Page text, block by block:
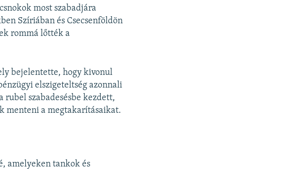
most szabadjára
Szíriában és Csecsenföldön
rommá lőtték a
bejelentette, hogy kivonul
elszigeteltség azonnali
rubel szabadesésbe kezdett,
menteni a megtakarításaikat.
amelyeken tankok és